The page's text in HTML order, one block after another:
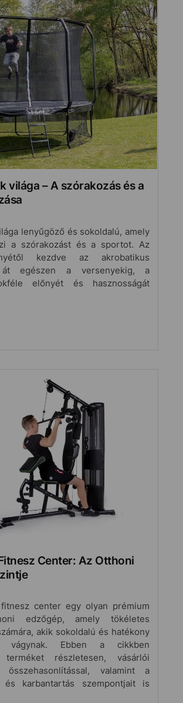
világa – A szórakozás és a
lenyűgöző és sokoldalú, amely
a szórakozást és a sportot. Az
kezdve az akrobatikus
át egészen a versenyekig, a
előnyét és hasznosságát
Center: Az Otthoni
center egy olyan prémium
edzőgép, amely tökéletes
akik sokoldalú és hatékony
vágynak. Ebben a cikkben
részletesen, vásárlói
összehasonlítással, valamint a
és karbantartás szempontjait is